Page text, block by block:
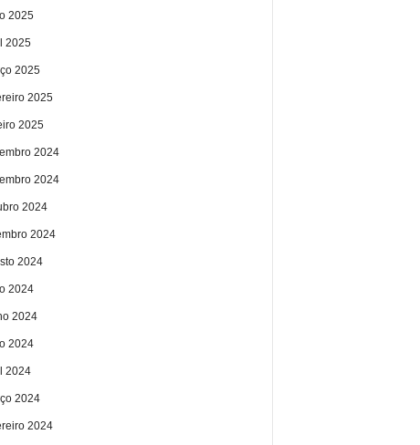
2025
2025
2025
2025
2025
2024
2024
2024
2024
2024
2024
2024
2024
2024
2024
2024